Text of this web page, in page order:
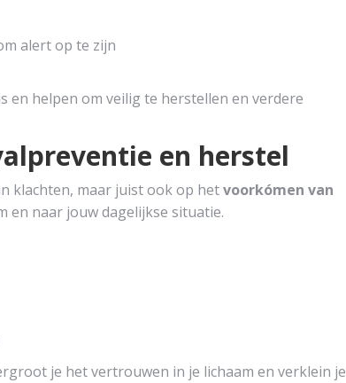
alert op te zijn
en helpen om veilig te herstellen en verdere
en herstel
klachten, maar juist ook op hetvoorkómen van
en naar jouw dagelijkse situatie.
je het vertrouwen in je lichaam en verklein je